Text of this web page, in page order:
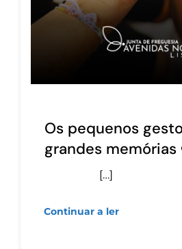
Os pequenos
grandes
[…]
Continuar a ler